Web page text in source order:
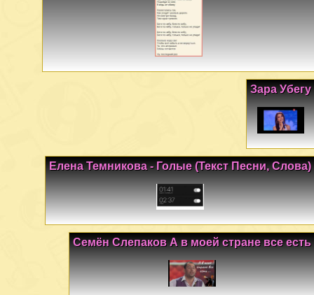
Зара Убегу
Елена Темникова - Голые (Текст Песни, Слова)
Семён Слепаков А в моей стране все есть